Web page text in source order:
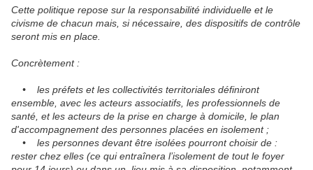
Cette politique repose sur la responsabilité individuelle et le
civisme de chacun mais, si nécessaire, des dispositifs de contrôle
seront mis en place.
Concrètement :
• les préfets et les collectivités territoriales définiront
ensemble, avec les acteurs associatifs, les professionnels de
santé, et les acteurs de la prise en charge à domicile, le plan
d'accompagnement des personnes placées en isolement ;
• les personnes devant être isolées pourront choisir de :
rester chez elles (ce qui entraînera l’isolement de tout le foyer